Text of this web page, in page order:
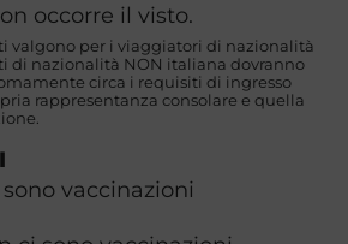
occorre il visto.
valgono per i viaggiatori di nazionalità
di nazionalità NON italiana dovranno
circa i requisiti di ingresso
rappresentanza consolare e quella
vaccinazioni